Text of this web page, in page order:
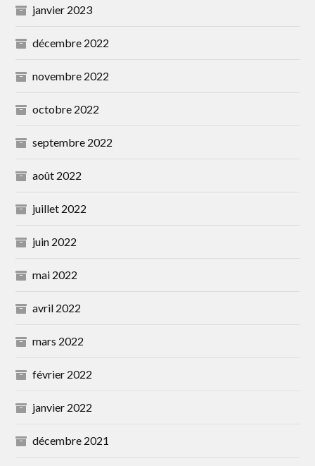
janvier 2023
décembre 2022
novembre 2022
octobre 2022
septembre 2022
août 2022
juillet 2022
juin 2022
mai 2022
avril 2022
mars 2022
février 2022
janvier 2022
décembre 2021